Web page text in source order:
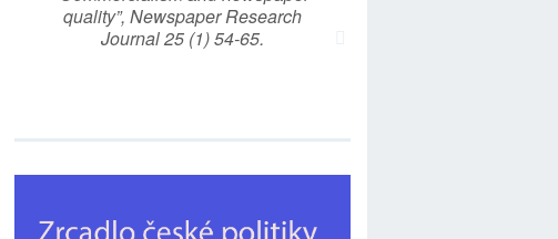
quality”, Newspaper Research
Journal 25 (1) 54-65.